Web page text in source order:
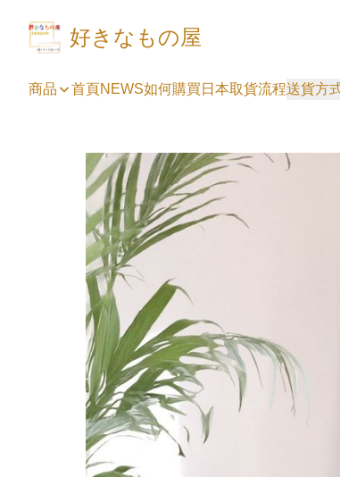
好きなもの屋
商品 首頁NEWS如何購買 日本取貨流程送貨方